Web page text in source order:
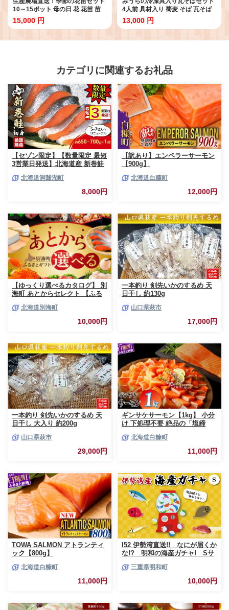
10～15ポット 母の日 花 花苗 苗
セット 寄せ植え 花壇 ガーデニン
グ F6L-415
15,000 円
4人前 具材入り 蕎麦 そば 瓦そば
抹茶 麺 麺類 冷凍 食品 F6L-034
13,000 円
カテゴリに関連するお礼品
【セゾン限定】【数量限定 最短
3営業日発送】北海道産 新巻鮭
700g/5～7切入) 最短配送 北海
道 秋鮭 小分け 鮭 さけ しゃけ
シャケ 中塩 海鮮 冷凍 お弁当
モン サケ
北海道洞爺湖町
8,000円
【訳あり】エンペラーサーモン
【900g】
北海道白糠町
12,000円
【ゆっくり選べるカタログ】 別
海町 あとからセレクト 【ふる
とから選べる！ ギフト いくら
ほたて 海鮮 牛肉 ケーキ アイス
【BY0000010】（ 後から選べ
カタログギフト あとからカタロ
グ あとからカタログポイント
あとからカタログギフト ふるさ
と納税 ）
北海道別海町
10,000円
一本釣り 剣先いかのするめ 天
日干し 約130g
山口県萩市
17,000円
一本釣り 剣先いかのするめ 天
日干し 大入り 約200g
山口県萩市
29,000円
ギンサケサーモン【1kg】 小分
け 下処理不要 絶品の「塩締
サーモン 鮭 魚 銀鮭 刺身 生食
用 さけ サケ ふるさと ランキン
グ 人気 魚介類 魚介 北海道 白
北海道白糠町
11,000円
TOWA SALMON アトランティ
ック【800g】
北海道白糠町
11,000円
I52 伊勢湾直送!! なにが届くか
な!? 明和の海産ガチャ! Sサ
三重県明和町
10,000円